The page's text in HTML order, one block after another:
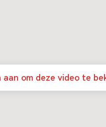
om deze video te